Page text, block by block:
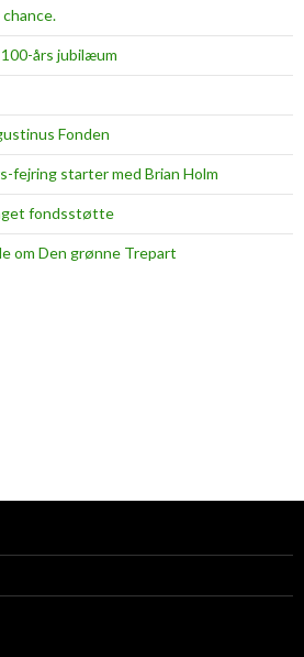
års jubilæum
Fonden
fejring starter med Brian Holm
fondsstøtte
om Den grønne Trepart